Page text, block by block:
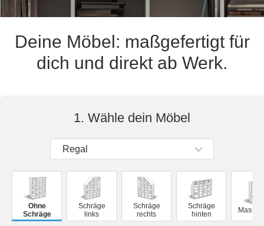
Massivholzschrank
Hängeschrank
Hängeboard
TV-Möbel
Sideboard
aus
Badezimmerschrank
SpiegelschrankPolstermöbel
Sofa
Schlafsofa
Outdoor-
Outdoorküche
der
Produktlinie
Deine Möbel: maßgefertigt für
dich und direkt ab Werk.
1. Wähle dein Möbel
Regal
Ohne
Schräge
Schräge
links
Schräge
rechts
Schräge
hinten
Fronten renovieren
Für Dachschrägen
Schiebetüren
Sideboards
White Living